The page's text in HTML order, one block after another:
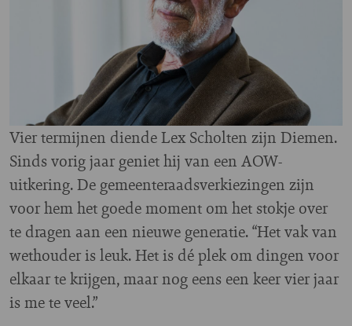
Vier termijnen diende Lex Scholten zijn Diemen.
Sinds vorig jaar geniet hij van een AOW-
uitkering. De gemeenteraadsverkiezingen zijn
voor hem het goede moment om het stokje over
te dragen aan een nieuwe generatie. “Het vak van
wethouder is leuk. Het is dé plek om dingen voor
elkaar te krijgen, maar nog eens een keer vier jaar
is me te veel.”